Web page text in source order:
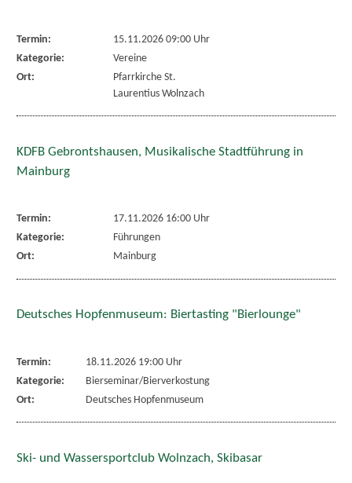
Termin:
15.11.2026 09:00 Uhr
Kategorie:
Vereine
Ort:
Pfarrkirche St.
Laurentius Wolnzach
KDFB Gebrontshausen, Musikalische Stadtführung in
Mainburg
Termin:
17.11.2026 16:00 Uhr
Kategorie:
Führungen
Ort:
Mainburg
Deutsches Hopfenmuseum: Biertasting "Bierlounge"
Termin:
18.11.2026 19:00 Uhr
Kategorie:
Bierseminar/Bierverkostung
Ort:
Deutsches Hopfenmuseum
Ski- und Wassersportclub Wolnzach, Skibasar